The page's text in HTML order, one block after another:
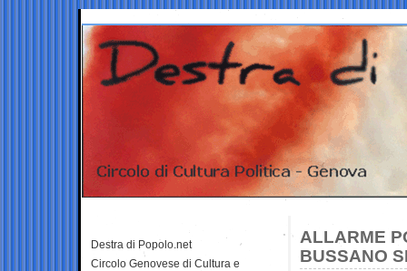
ALLARME
BUSSANO
Destra di Popolo.net
Circolo Genovese di Cultura e